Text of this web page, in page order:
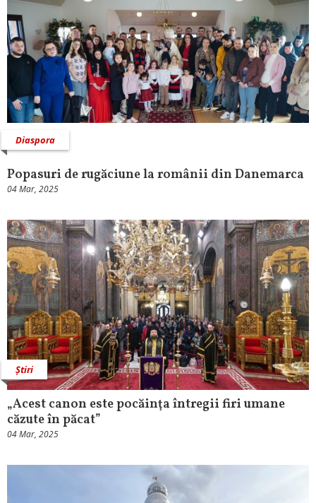
Diaspora
Popasuri de rugăciune la românii din Danemarca
04 Mar, 2025
Știri
„Acest canon este pocăinţa întregii firi umane
căzute în păcat”
04 Mar, 2025